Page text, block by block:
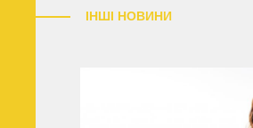
ІНШІ НОВИНИ